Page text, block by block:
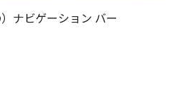
ナビゲーション バー